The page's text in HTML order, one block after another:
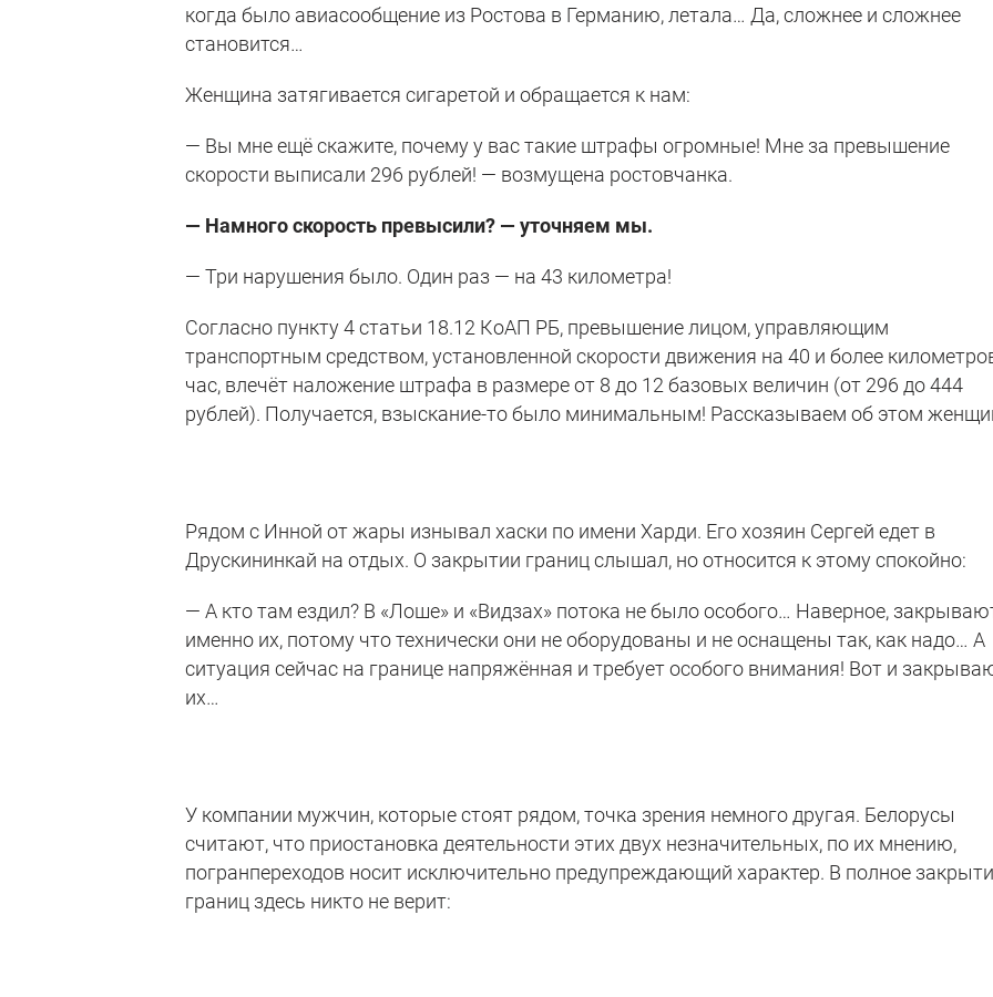
когда было авиасообщение из Ростова в Германию, летала… Да, сложнее и сложнее
становится…
Женщина затягивается сигаретой и обращается к нам:
— Вы мне ещё скажите, почему у вас такие штрафы огромные! Мне за превышение
скорости выписали 296 рублей! — возмущена ростовчанка.
— Намного скорость превысили? — уточняем мы.
— Три нарушения было. Один раз — на 43 километра!
Согласно пункту 4 статьи 18.12 КоАП РБ, превышение лицом, управляющим
транспортным средством, установленной скорости движения на 40 и более
час, влечёт наложение штрафа в размере от 8 до 12 базовых величин (от 296 до 444
рублей). Получается, взыскание-то было минимальным! Рассказываем об этом
Рядом с Инной от жары изнывал хаски по имени Харди. Его хозяин Сергей едет в
Друскининкай на отдых. О закрытии границ слышал, но относится к этому спокойно:
— А кто там ездил? В «Лоше» и «Видзах» потока не было особого… Наверное,
именно их, потому что технически они не оборудованы и не оснащены так, как надо… А
ситуация сейчас на границе напряжённая и требует особого внимания! Вот и
их…
У компании мужчин, которые стоят рядом, точка зрения немного другая. Белорусы
считают, что приостановка деятельности этих двух незначительных, по их мнению,
погранпереходов носит исключительно предупреждающий характер. В полное
границ здесь никто не верит: